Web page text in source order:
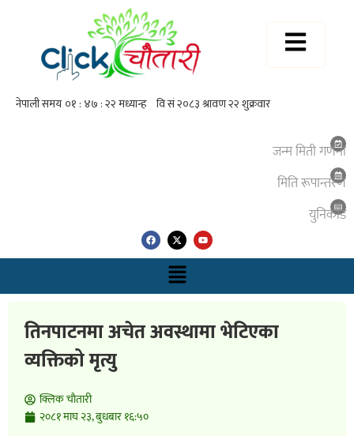
जन्म मिती गणना
मिति रूपान्तरण
युनिकाेड
तिनपाटनमा अचेत अवस्थामा भेटिएका
व्यक्तिको मृत्यु
क्लिक चाैतारी
२०८१ माघ २३, बुधबार १६:५०